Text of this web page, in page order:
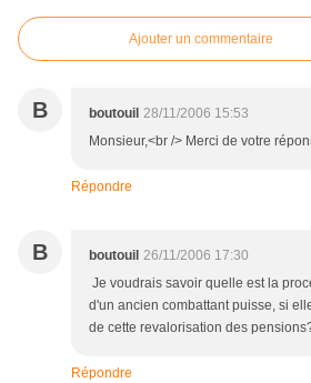
Ajouter un commentaire
B boutouil 28/11/2006 15:53
Monsieur,<br /> Merci de votre
Répondre
B boutouil 26/11/2006 17:30
Je voudrais savoir quelle est la
d'un ancien combattant puisse, si
de cette revalorisation des
Répondre